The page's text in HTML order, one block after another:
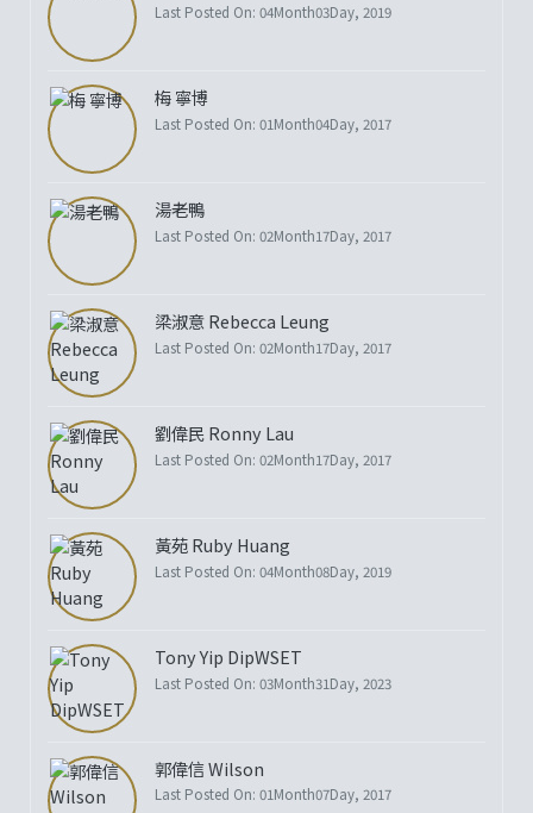
Last Posted On: 04Month03Day, 2019
梅 寧博
Last Posted On: 01Month04Day, 2017
湯老鴨
Last Posted On: 02Month17Day, 2017
梁淑意 Rebecca Leung
Last Posted On: 02Month17Day, 2017
劉偉民 Ronny Lau
Last Posted On: 02Month17Day, 2017
黃苑 Ruby Huang
Last Posted On: 04Month08Day, 2019
Tony Yip DipWSET
Last Posted On: 03Month31Day, 2023
郭偉信 Wilson
Last Posted On: 01Month07Day, 2017